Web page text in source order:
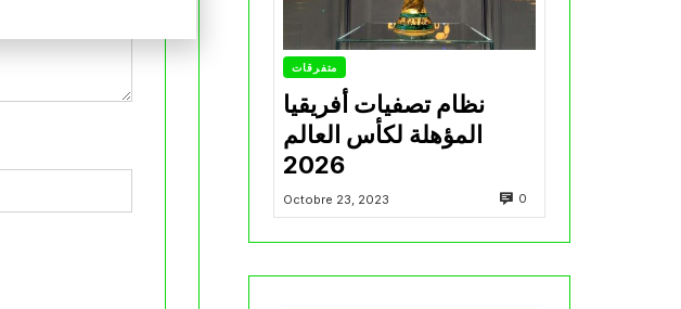
متفرقات
نظام تصفيات أفريقيا
المؤهلة لكأس العالم
2026
Octobre 23, 2023 0